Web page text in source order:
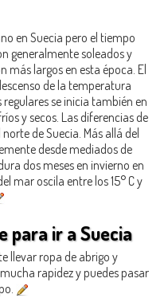
en Suecia pero el tiempo
generalmente soleados y
más largos en esta época. El
de la temperatura
se inicia también en
y secos. Las diferencias de
de Suecia. Más allá del
desde mediados de
dos meses en invierno en
mar oscila entre los 15° C y
para ir a Suecia
llevar ropa de abrigo y
rapidez y puedes pasar